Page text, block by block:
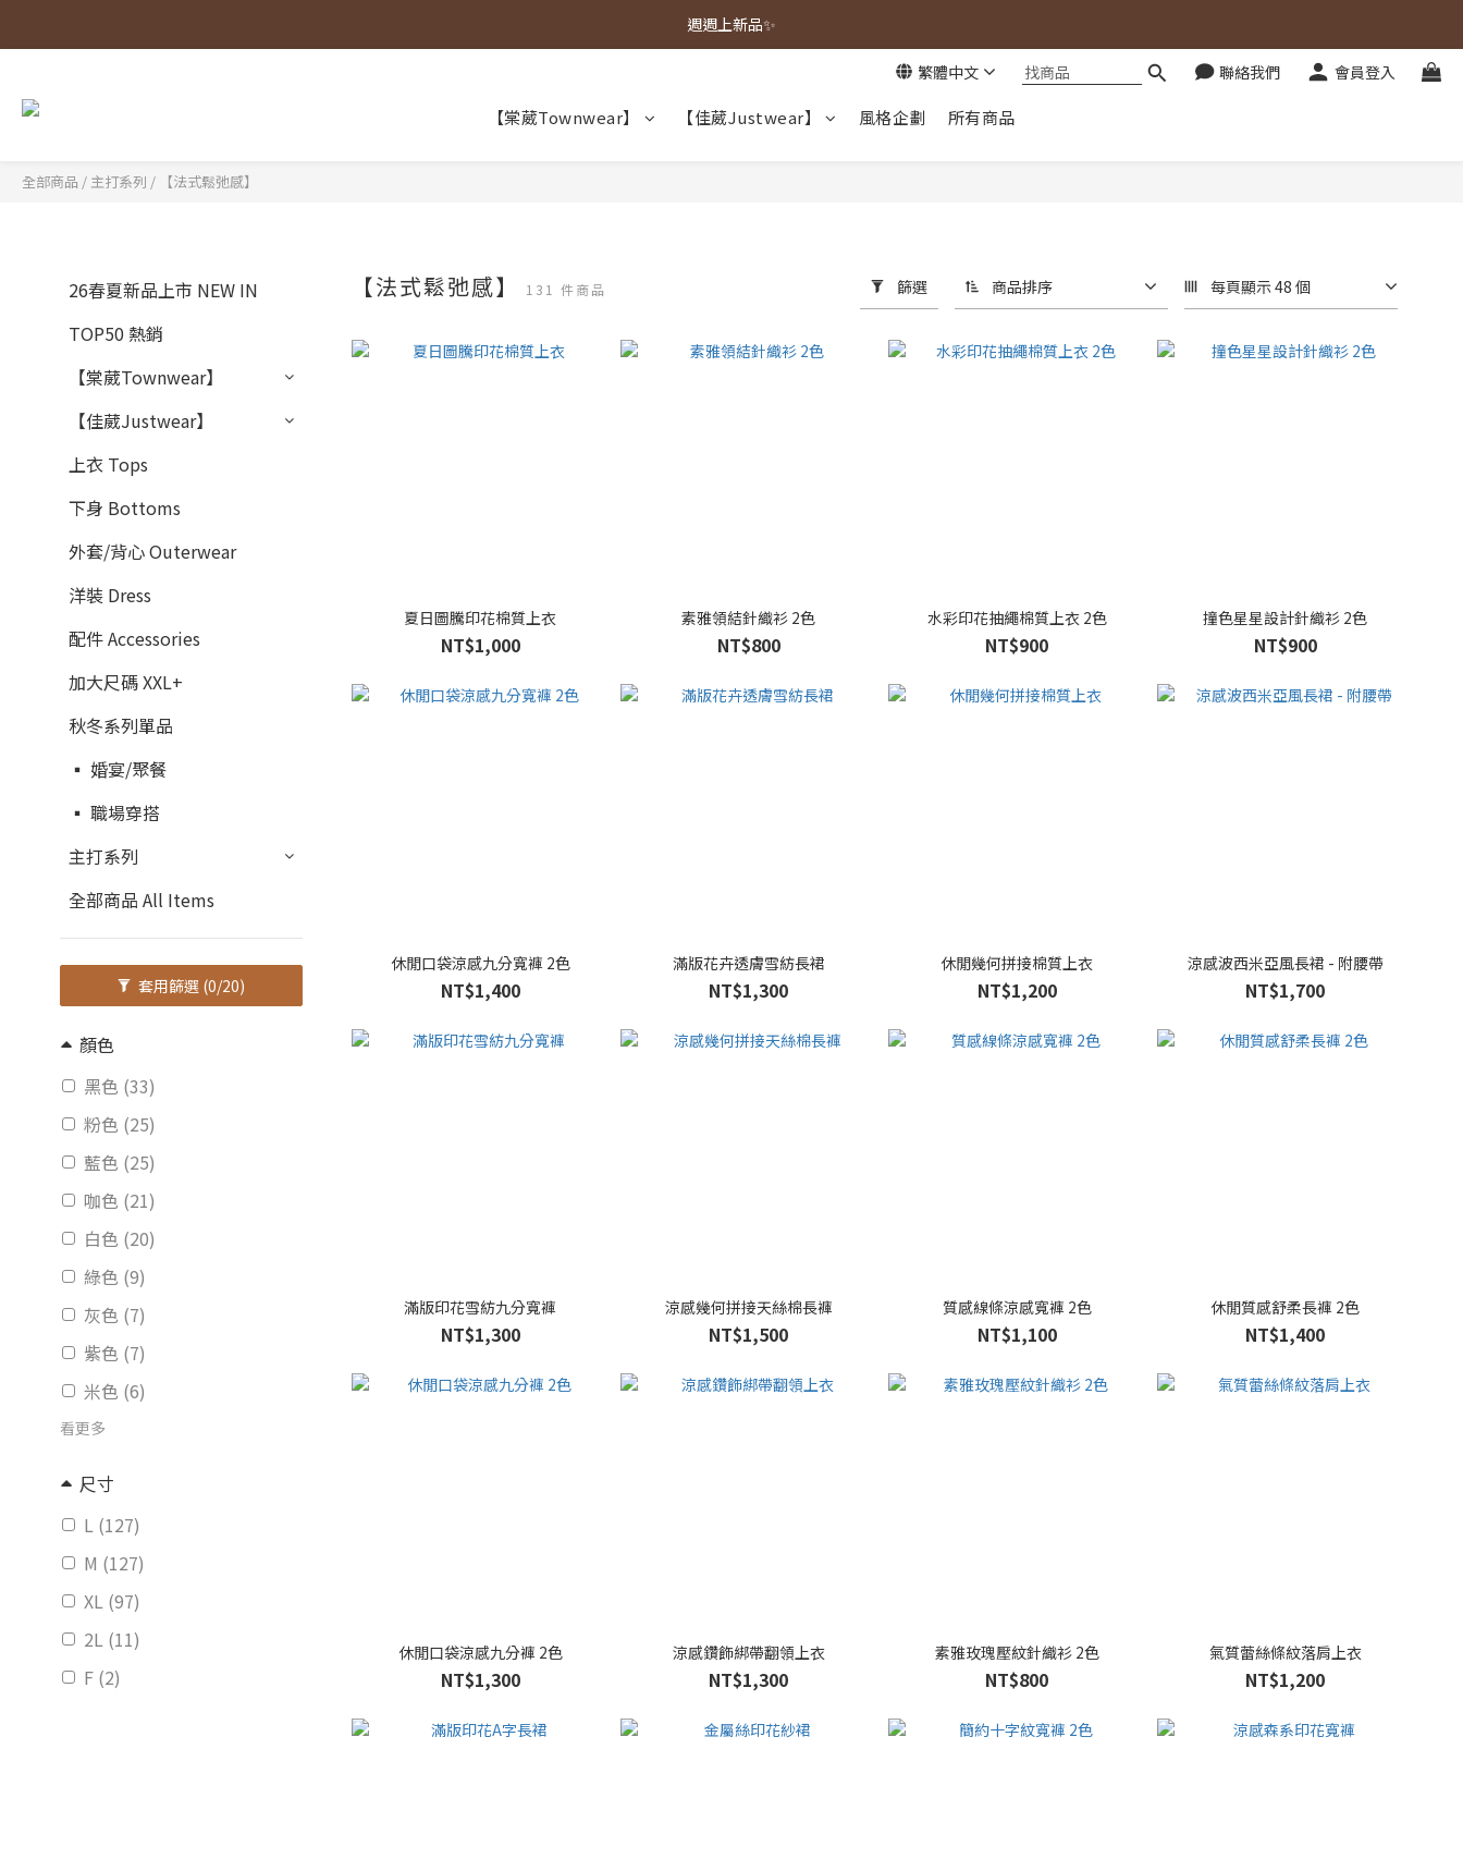
春夏新品上市🌿
週週上新品✨
繁體中文 聯絡我們 會員登入
【棠葳Townwear】 【佳葳Justwear】 風格企劃 所有商品
全部商品 / 主打系列 / 【法式鬆弛感】
26春夏新品上市 NEW IN
TOP50 熱銷
【棠葳Townwear】
【佳葳Justwear】
上衣 Tops
下身 Bottoms
外套/背心 Outerwear
洋裝 Dress
配件 Accessories
加大尺碼 XXL+
秋冬系列單品
▪ 婚宴/聚餐
▪ 職場穿搭
主打系列
全部商品 All Items
套用篩選 (0/20)
顏色
黑色 (33)
粉色 (25)
藍色 (25)
咖色 (21)
白色 (20)
綠色 (9)
灰色 (7)
紫色 (7)
米色 (6)
看更多
尺寸
L (127)
M (127)
XL (97)
2L (11)
F (2)
【法式鬆弛感】 131 件商品 篩選 商品排序 每頁顯示 48 個
夏日圖騰印花棉質上衣
NT$1,000
素雅領結針織衫 2色
NT$800
水彩印花抽繩棉質上衣 2色
NT$900
撞色星星設計針織衫 2色
NT$900
休閒口袋涼感九分寬褲 2色
NT$1,400
滿版花卉透膚雪紡長裙
NT$1,300
休閒幾何拼接棉質上衣
NT$1,200
涼感波西米亞風長裙 - 附腰帶
NT$1,700
滿版印花雪紡九分寬褲
NT$1,300
涼感幾何拼接天絲棉長褲
NT$1,500
質感線條涼感寬褲 2色
NT$1,100
休閒質感舒柔長褲 2色
NT$1,400
休閒口袋涼感九分褲 2色
NT$1,300
涼感鑽飾綁帶翻領上衣
NT$1,300
素雅玫瑰壓紋針織衫 2色
NT$800
氣質蕾絲條紋落肩上衣
NT$1,200